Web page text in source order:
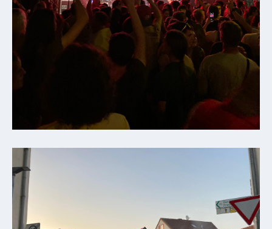
Notfallnummern
Downloads
Historisches